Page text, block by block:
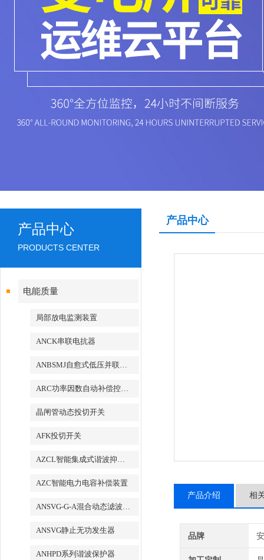
产品中心
PRODUCTS CENTER
电能质量
局部放电监测装置
ANCK串联电抗器
ANBSMJ自愈式低压并联电容器
ARC功率因数自动补偿控制器
晶闸管动态投切开关
AFK投切开关
AZCL智能集成式谐波抑制电力电容补偿装置
AZC智能电力电容补偿装置
ANSVG-G-A混合动态滤波补偿装置
ANSVG静止无功发生器
ANHPD系列谐波保护器
产品中心
产品介绍 相
品牌